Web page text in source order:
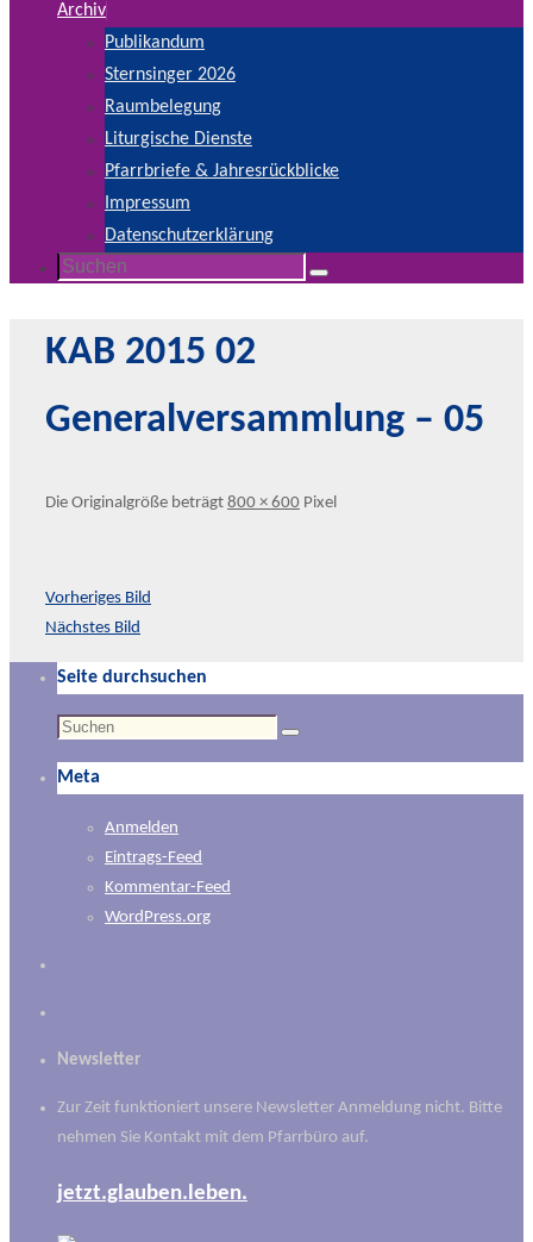
Archiv
Publikandum
Sternsinger 2026
Raumbelegung
Liturgische Dienste
Pfarrbriefe & Jahresrückblicke
Impressum
Datenschutzerklärung
Suchen
Suchen
KAB 2015 02
Generalversammlung – 05
Die Originalgröße beträgt 800 × 600 Pixel
Vorheriges Bild
Nächstes Bild
Seite durchsuchen
Suchen
Suchen
Meta
Anmelden
Eintrags-Feed
Kommentar-Feed
WordPress.org
Newsletter
Zur Zeit funktioniert unsere Newsletter Anmeldung nicht. Bitte
nehmen Sie Kontakt mit dem Pfarrbüro auf.
jetzt.glauben.leben.